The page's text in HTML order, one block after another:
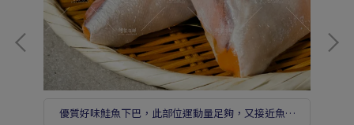
優質好味鮭魚下巴，此部位運動量足夠，又接近魚腹